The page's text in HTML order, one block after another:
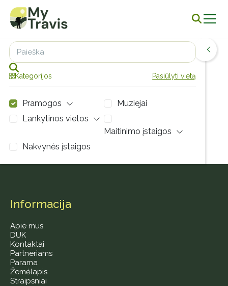
Kategorijos Pasiūlyti vietą
Pramogos
Muziejai
Lankytinos vietos
Maitinimo įstaigos
Nakvynės įstaigos
+
OpenStreetMap
contributors,
Informacija
Apie mus
DUK
Kontaktai
Partneriams
Parama
Žemėlapis
Straipsniai